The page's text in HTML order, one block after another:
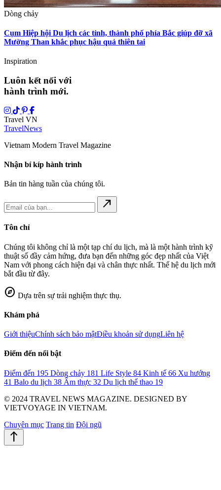
Dòng chảy
Cụm Hiệp hội Du lịch các tỉnh, thành phố phía Bắc giúp đỡ xã
Mường Than khắc phục hậu quả thiên tai
Inspiration
Luôn kết nối với
hành trình mới.
Travel VN
TravelNews
Vietnam Modern Travel Magazine
Nhận bí kíp hành trình
Bản tin hàng tuần của chúng tôi.
north_east
Tôn chỉ
Chúng tôi không chỉ là một tạp chí du lịch, mà là một hành trình kỹ
thuật số đầy cảm hứng, đưa bạn đến những góc đẹp nhất của Việt
Nam với phong cách hiện đại và chân thực nhất. Thế hệ du lịch mới
bắt đầu từ đây.
explore Dựa trên sự trải nghiệm thực thụ.
Khám phá
Giới thiệuChính sách bảo mậtĐiều khoản sử dụngLiên hệ
Điểm đến nổi bật
Điểm đến 195 Dòng chảy 181 Life Style 84 Kinh tế 66 Xu hướng
41 Balo du lịch 38 Ẩm thực 32 Du lịch thể thao 19
© 2024 TRAVEL NEWS MAGAZINE. DESIGNED BY
VIETVOYAGE IN VIETNAM.
Chuyên mục Trang tin Đội ngũ
north